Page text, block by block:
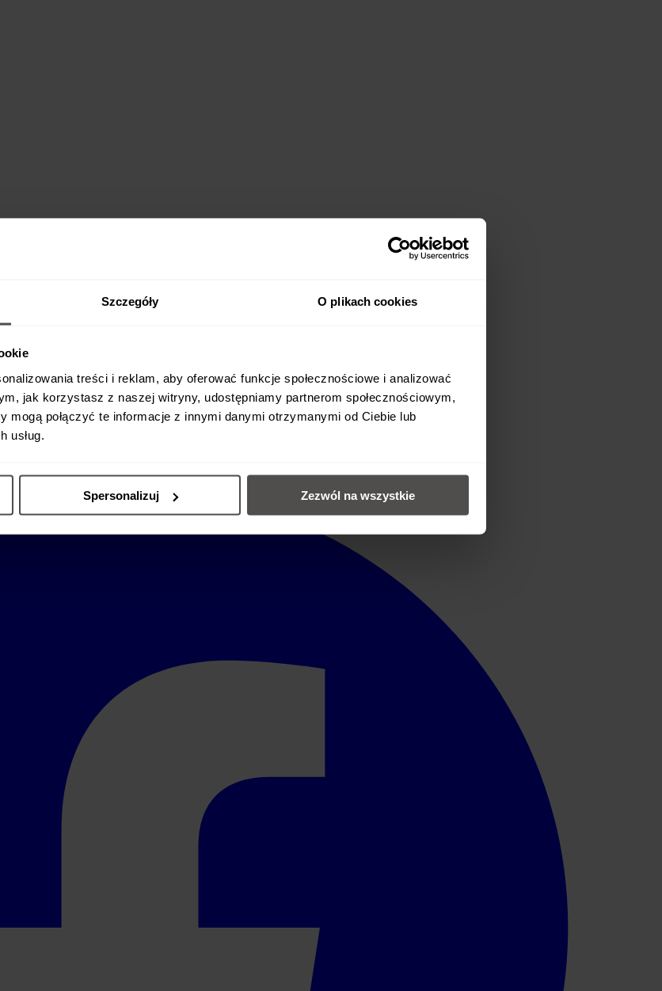
Szczegóły O plikach cookies
treści i reklam, aby oferować funkcje społecznościowe i analizować
jak korzystasz z naszej witryny, udostępniamy partnerom społecznościowym,
mogą połączyć te informacje z innymi danymi otrzymanymi od Ciebie lub
usług.
Spersonalizuj Zezwól na wszystkie